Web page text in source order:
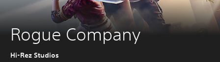
Rogue Company
Hi-Rez Studios